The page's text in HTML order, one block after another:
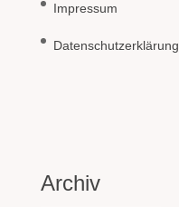
Impressum
Datenschutzerklärung
Archiv